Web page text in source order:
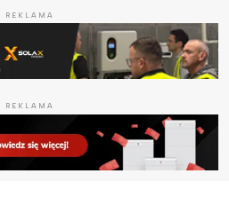
REKLAMA
REKLAMA